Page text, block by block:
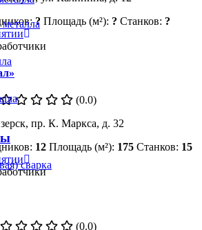
сварка
? Площадь (м²): ? Станков: ?
(0.0)
пр. К. Маркса, д. 32
12 Площадь (м²): 175 Станков: 15
(0.0)